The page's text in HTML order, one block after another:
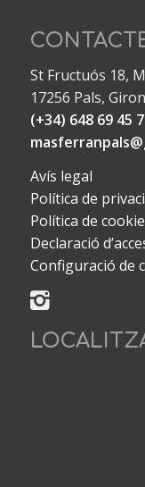
St Fructuós 18,
17256 Pals,
(+34) 648 69 45
Avís legal
Política de
Política de
Declaració
Configuració de